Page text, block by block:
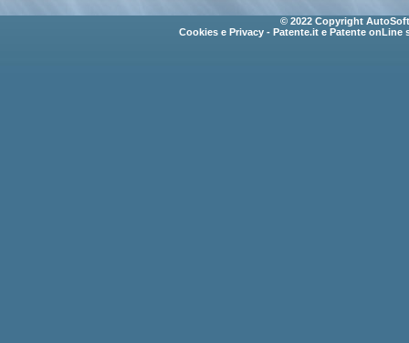
© 2022 Copyright
Cookies e Privacy - Patente.it e Patente onLine